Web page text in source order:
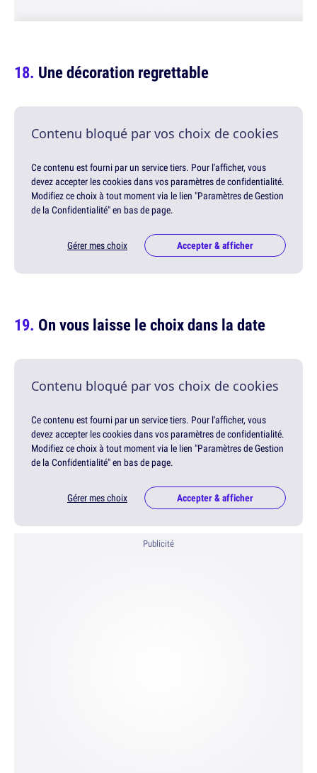
Une décoration regrettable
Contenu bloqué par vos choix de cookies
Ce contenu est fourni par un service tiers. Pour l'afficher, vous
devez accepter les cookies dans vos paramètres de confidentialité.
Modifiez ce choix à tout moment via le lien "Paramètres de Gestion
de la Confidentialité" en bas de page.
Gérer mes choix Accepter & afficher
On vous laisse le choix dans la date
Contenu bloqué par vos choix de cookies
Ce contenu est fourni par un service tiers. Pour l'afficher, vous
devez accepter les cookies dans vos paramètres de confidentialité.
Modifiez ce choix à tout moment via le lien "Paramètres de Gestion
de la Confidentialité" en bas de page.
Gérer mes choix Accepter & afficher
Publicité